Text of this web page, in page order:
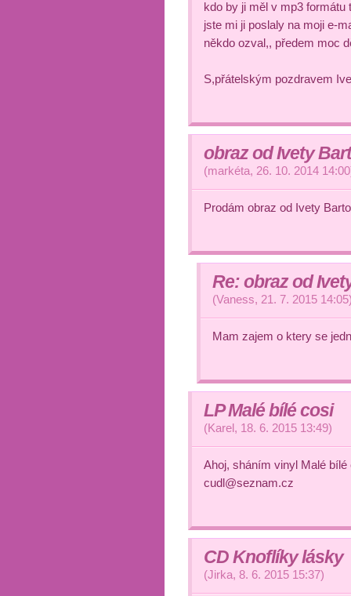
kdo by ji měl v mp3
jste mi ji poslaly na moji e-
někdo ozval,, předem moc
S,přátelským pozdravem
obraz od Ivety
(markéta, 26. 10. 2014 14:00
Prodám obraz od Ivety
Re: obraz od
(Vaness, 21. 7. 2015 14:05
Mam zajem o ktery se
LP Malé bílé cosi
(Karel, 18. 6. 2015 13:49)
Ahoj, sháním vinyl Malé
cudl@seznam.cz
CD Knoflíky lásky
(Jirka, 8. 6. 2015 15:37)